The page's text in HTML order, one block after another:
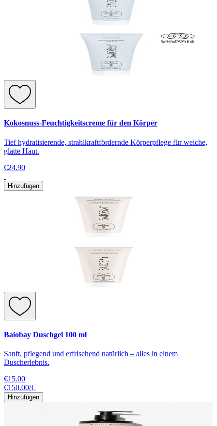
Kokosnuss-Feuchtigkeitscreme für den Körper
Tief hydratisierende, strahlkraftfördernde Körperpflege für weiche,
glatte Haut.
€24.90
Hinzufügen
Baiobay Duschgel 100 ml
Sanft, pflegend und erfrischend natürlich – alles in einem
Duscherlebnis.
€15.00
€150.00/L
Hinzufügen